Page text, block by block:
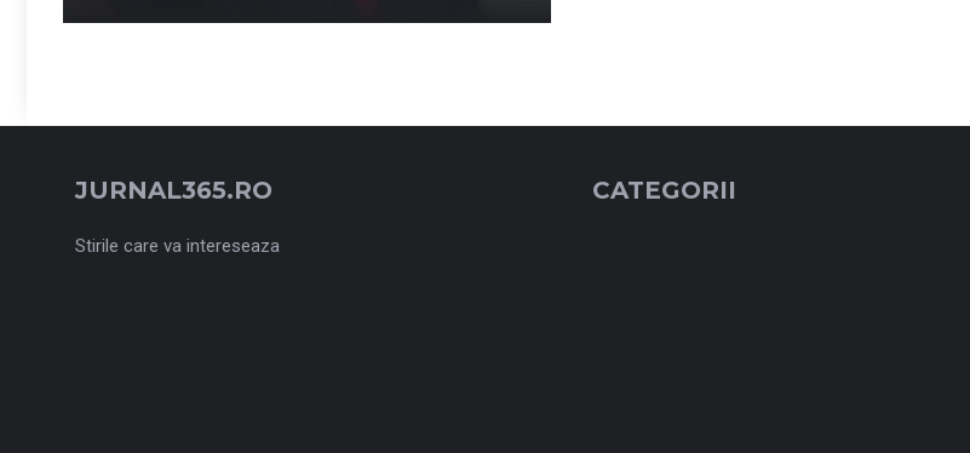
JURNAL365.RO
Stirile care va intereseaza
CATEGORII